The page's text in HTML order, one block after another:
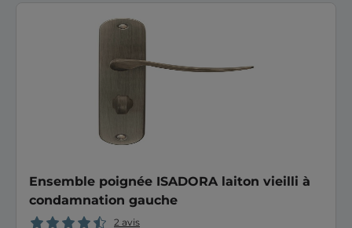
Ensemble poignée ISADORA laiton vieilli à
condamnation gauche
2 avis